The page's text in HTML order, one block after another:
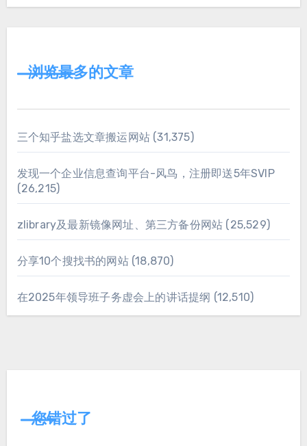
浏览最多的文章
三个知乎盐选文章搬运网站 (31,375)
发现一个企业信息查询平台-风鸟，注册即送5年SVIP
(26,215)
zlibrary及最新镜像网址、第三方备份网站 (25,529)
分享10个搜找书的网站 (18,870)
在2025年领导班子务虚会上的讲话提纲 (12,510)
您错过了